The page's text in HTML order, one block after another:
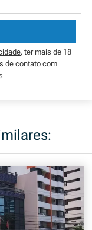
, ter mais de 18
de contato com